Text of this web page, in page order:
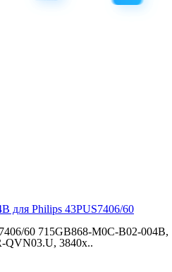
для Philips 43PUS7406/60
60 715GB868-M0C-B02-004B,
QVN03.U, 3840x..